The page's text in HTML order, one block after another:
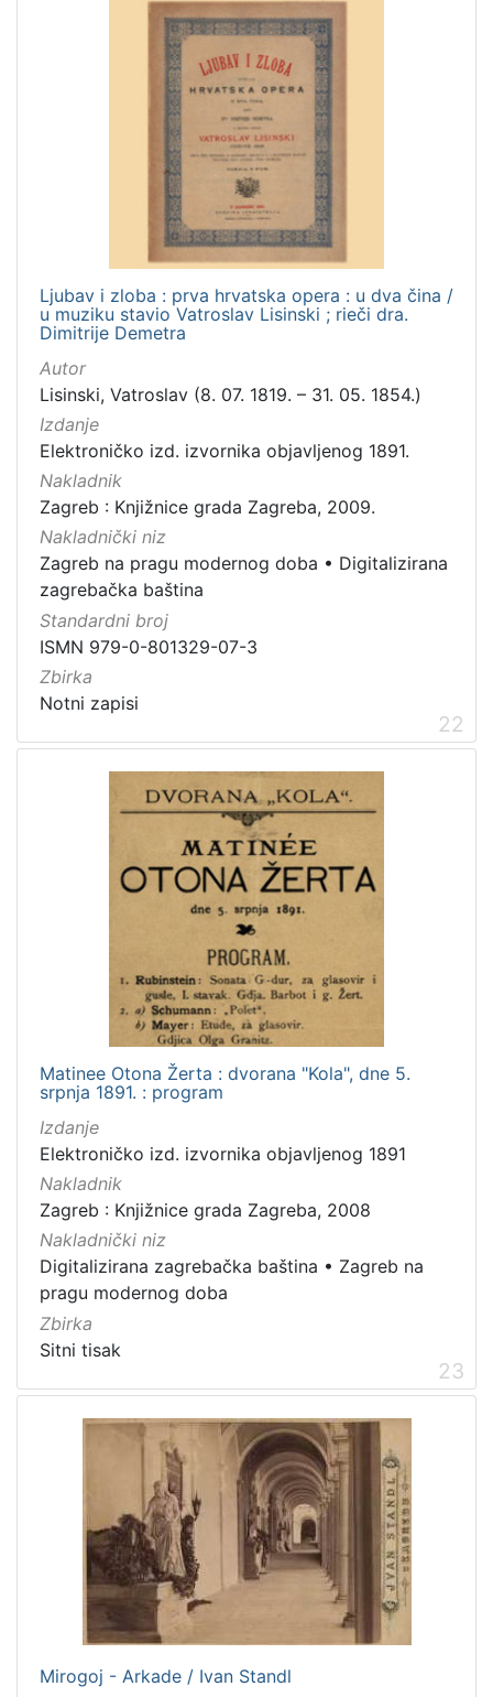
Ljubav i zloba : prva hrvatska opera : u dva čina /
u muziku stavio Vatroslav Lisinski ; rieči dra.
Dimitrije Demetra
Autor
Lisinski, Vatroslav (8. 07. 1819. – 31. 05. 1854.)
Izdanje
Elektroničko izd. izvornika objavljenog 1891.
Nakladnik
Zagreb : Knjižnice grada Zagreba, 2009.
Nakladnički niz
Zagreb na pragu modernog doba • Digitalizirana
zagrebačka baština
Standardni broj
ISMN 979-0-801329-07-3
Zbirka
Notni zapisi
22
Matinee Otona Žerta : dvorana "Kola", dne 5.
srpnja 1891. : program
Izdanje
Elektroničko izd. izvornika objavljenog 1891
Nakladnik
Zagreb : Knjižnice grada Zagreba, 2008
Nakladnički niz
Digitalizirana zagrebačka baština • Zagreb na
pragu modernog doba
Zbirka
Sitni tisak
23
Mirogoj - Arkade / Ivan Standl